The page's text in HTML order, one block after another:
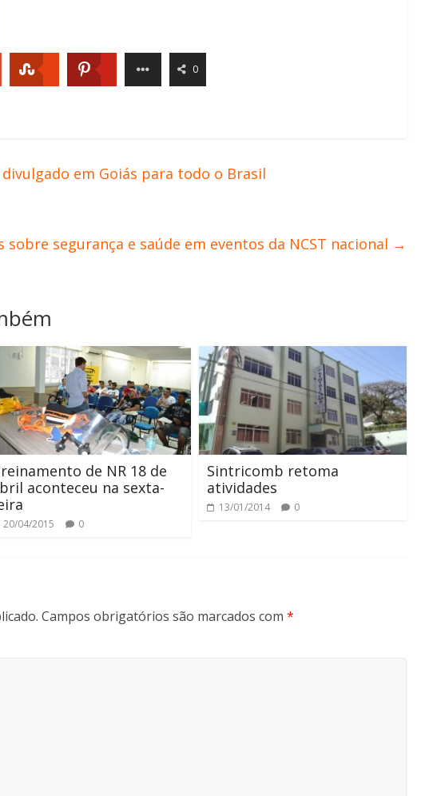
0
em Goiás para todo o Brasil
segurança e saúde em eventos da NCST nacional →
de NR 18 de
aconteceu na sexta-
20/04/2015 0
Sintricomb retoma
atividades
13/01/2014 0
Campos obrigatórios são marcados com *